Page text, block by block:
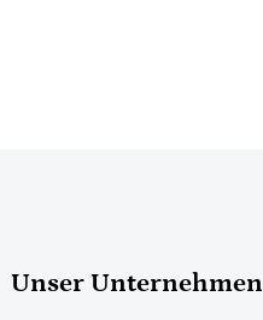
Unser Unternehmen